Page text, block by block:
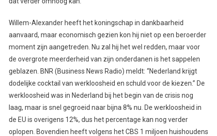
Willem-Alexander heeft het koningschap in dankbaarheid
aanvaard, maar economisch gezien kon hij niet op een beroerder
moment zijn aangetreden. Nu zal hij het wel redden, maar voor
de overgrote meerderheid van zijn onderdanen is het sappelen
geblazen. BNR (Business News Radio) meldt: “Nederland krijgt
dodelijke cocktail van werkloosheid en schuld voor de kiezen.” De
werkloosheid was in Nederland bij het begin van de crisis nog
laag, maar is snel gegroeid naar bijna 8% nu. De werkloosheid in
de EU is overigens 12%, dus het percentage kan nog verder
oplopen. Bovendien heeft volgens het CBS 1 miljoen huishoudens